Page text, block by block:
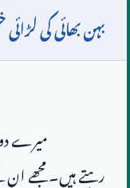
بہن بھائی کی لڑائی